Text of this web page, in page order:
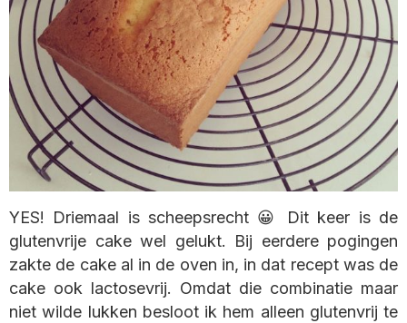
YES! Driemaal is scheepsrecht 😀 Dit keer is de
glutenvrije cake wel gelukt. Bij eerdere pogingen
zakte de cake al in de oven in, in dat recept was de
cake ook lactosevrij. Omdat die combinatie maar
niet wilde lukken besloot ik hem alleen glutenvrij te